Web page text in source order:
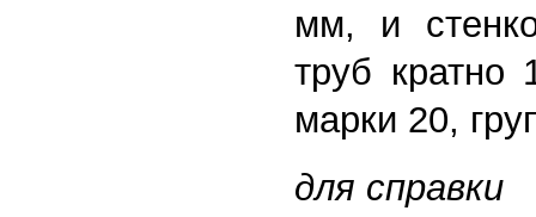
мм, и
труб кратно
марки 20,
для справки